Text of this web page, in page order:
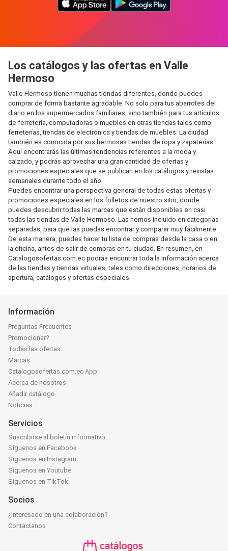
Los catálogos y las ofertas en Valle
Hermoso
Valle Hermoso tienen muchas tiendas diferentes, donde puedes
comprar de forma bastante agradable. No solo para tus abarrotes del
diario en los supermercados familiares, sino también para tus artículos
de ferretería, computadoras o muebles en otras tiendas tales como
ferreterías, tiendas de electrónica y tiendas de muebles. La ciudad
también es conocida por sus hermosas tiendas de ropa y zapaterías.
Aquí encontrarás las últimas tendencias referentes a la moda y
calzado, y podrás aprovechar una gran cantidad de ofertas y
promociones especiales que se publican en los catálogos y revistas
semanales durante todo el año.
Puedes encontrar una perspectiva general de todas estas ofertas y
promociones especiales en los folletos de nuestro sitio, donde
puedes descubrir todas las marcas que están disponibles en casi
todas las tiendas de Valle Hermoso. Las hemos incluido en categorías
separadas, para que las puedas encontrar y comparar muy fácilmente.
De esta manera, puedes hacer tu lista de compras desde la casa o en
la oficina, antes de salir de compras en tu ciudad. En resumen, en
Catalogosofertas.com.ec podrás encontrar toda la información acerca
de las tiendas y tiendas virtuales, tales como direcciones, horarios de
apertura, catálogos y ofertas especiales.
Información
Preguntas Frecuentes
Promocionar?
Todas las ofertas
Marcas
Catalogosofertas.com.ec App
Acerca de nosotros
Añadir catálogo
Noticias
Servicios
Suscribirse al boletín informativo
Síguenos en Facebook
Síguenos en Instagram
Síguenos en Youtube
Síguenos en TikTok
Socios
¿Interesado en una colaboración?
Contáctanos